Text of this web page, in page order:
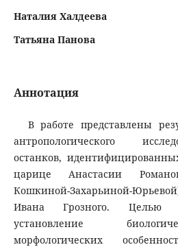
Наталия Халдеева
Татьяна Панова
Аннотация
В работе представлены
антропологического
останков,
царице Анастасии
Кошкиной-Захарьиной-
Ивана Грозного. Целью
установление
морфологических